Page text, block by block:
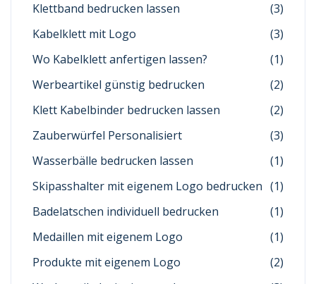
Klettband bedrucken lassen
(3)
Kabelklett mit Logo
(3)
Wo Kabelklett anfertigen lassen?
(1)
Werbeartikel günstig bedrucken
(2)
Klett Kabelbinder bedrucken lassen
(2)
Zauberwürfel Personalisiert
(3)
Wasserbälle bedrucken lassen
(1)
Skipasshalter mit eigenem Logo bedrucken (1)
Badelatschen individuell bedrucken
(1)
Medaillen mit eigenem Logo
(1)
Produkte mit eigenem Logo
(2)